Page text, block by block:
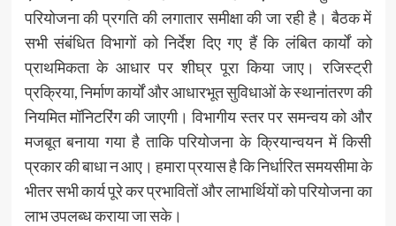
परियोजना की प्रगति की लगातार समीक्षा की जा रही है। बैठक में
सभी संबंधित विभागों को निर्देश दिए गए हैं कि लंबित कार्यों को
प्राथमिकता के आधार पर शीघ्र पूरा किया जाए। रजिस्ट्री
प्रक्रिया, निर्माण कार्यों और आधारभूत सुविधाओं के स्थानांतरण की
नियमित मॉनिटरिंग की जाएगी। विभागीय स्तर पर समन्वय को और
मजबूत बनाया गया है ताकि परियोजना के क्रियान्वयन में किसी
प्रकार की बाधा न आए। हमारा प्रयास है कि निर्धारित समयसीमा के
भीतर सभी कार्य पूरे कर प्रभावितों और लाभार्थियों को परियोजना का
लाभ उपलब्ध कराया जा सके।